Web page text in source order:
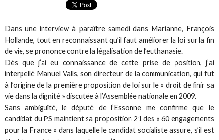
Dans une interview à paraître samedi dans Marianne, François
Hollande, tout en reconnaissant qu’il faut améliorer la loi sur la fin
de vie, se prononce contre la légalisation de l’euthanasie.
Dès que j’ai eu connaissance de cette prise de position, j’ai
interpellé Manuel Valls, son directeur de la communication, qui fut
à l’origine de la première proposition de loi sur le « droit de finir sa
vie dans la dignité » discutée à l’Assemblée nationale en 2009.
Sans ambiguïté, le député de l’Essonne me confirme que le
candidat du PS maintient sa proposition 21 des « 60 engagements
pour la France » dans laquelle le candidat socialiste assure, s’il est